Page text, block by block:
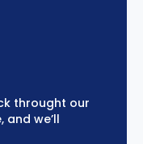
throught our
we’ll